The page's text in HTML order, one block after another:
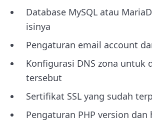
Database MySQL atau
isinya
Pengaturan email account
Konfigurasi DNS zona untuk
tersebut
Sertifikat SSL yang sudah
Pengaturan PHP version dan